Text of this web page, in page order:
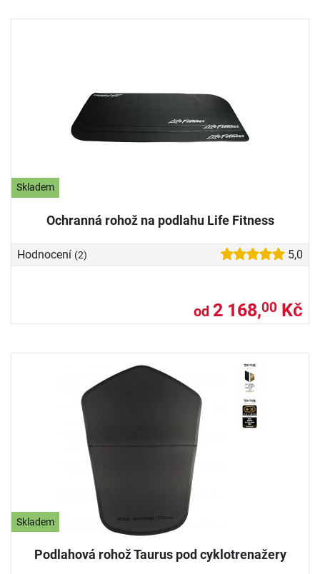
Skladem
Ochranná rohož na podlahu Life Fitness
Hodnocení (2) 5,0
od 2 168,00 Kč
Skladem
Podlahová rohož Taurus pod cyklotrenažery